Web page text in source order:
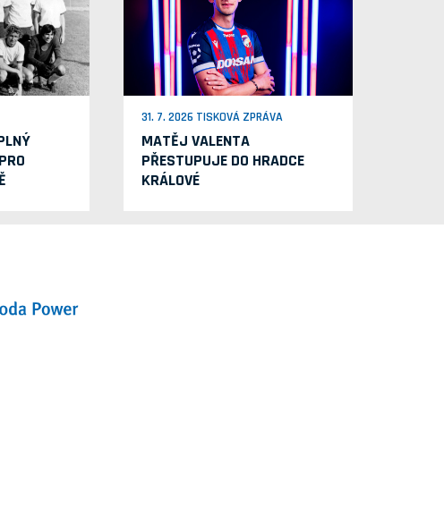
31. 7. 2026 TISKOVÁ ZPRÁVA
MATĚJ VALENTA
PŘESTUPUJE DO HRADCE
KRÁLOVÉ